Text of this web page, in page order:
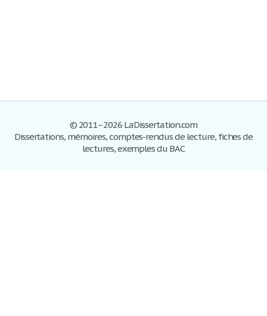
© 2011–2026 LaDissertation.com
Dissertations, mémoires, comptes-rendus de lecture, fiches de
lectures, exemples du BAC